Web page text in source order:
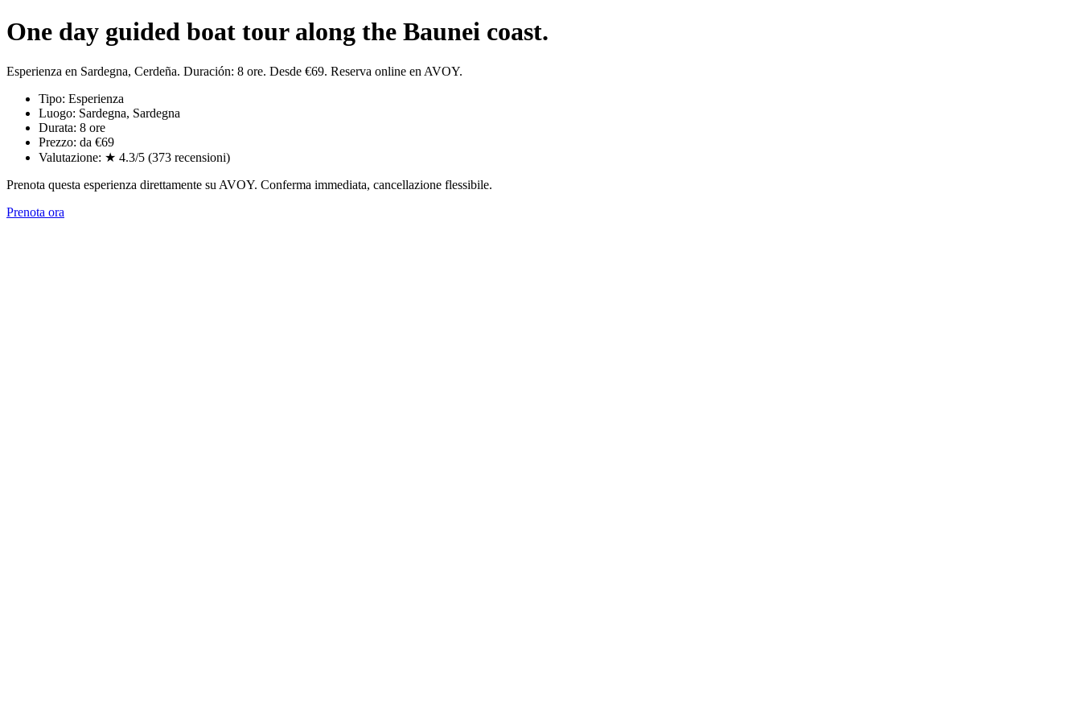
One day guided boat tour along the Baunei coast.
Esperienza en Sardegna, Cerdeña. Duración: 8 ore. Desde €69. Reserva online en AVOY.
Tipo: Esperienza
Luogo: Sardegna, Sardegna
Durata: 8 ore
Prezzo: da €69
Valutazione: ★ 4.3/5 (373 recensioni)
Prenota questa esperienza direttamente su AVOY. Conferma immediata, cancellazione flessibile.
Prenota ora